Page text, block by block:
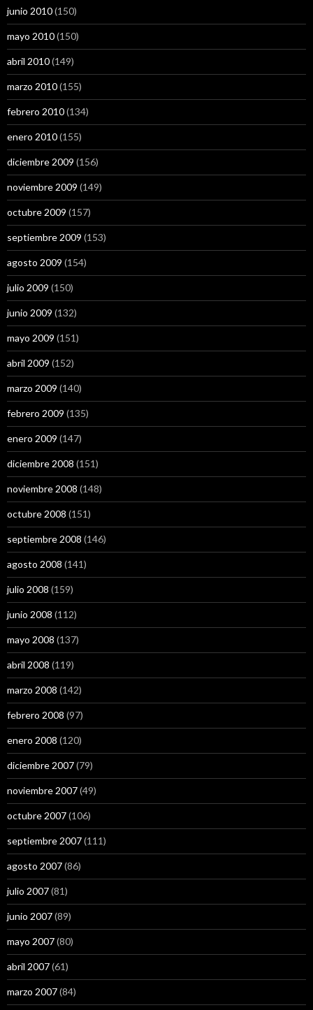
junio 2010(150)
mayo 2010(150)
abril 2010(149)
marzo 2010(155)
febrero 2010(134)
enero 2010(155)
diciembre 2009 (156)
noviembre 2009 (149)
octubre 2009 (157)
septiembre 2009 (153)
agosto 2009 (154)
julio 2009 (150)
junio 2009 (132)
mayo 2009 (151)
abril 2009 (152)
marzo 2009 (140)
febrero 2009 (135)
enero 2009 (147)
diciembre 2008 (151)
noviembre 2008 (148)
octubre 2008 (151)
septiembre 2008 (146)
agosto 2008 (141)
julio 2008 (159)
junio 2008 (112)
mayo 2008 (137)
abril 2008 (119)
marzo 2008 (142)
febrero 2008 (97)
enero 2008 (120)
diciembre 2007(79)
noviembre 2007(49)
octubre 2007(106)
septiembre 2007(111)
agosto 2007(86)
julio 2007(81)
junio 2007(89)
mayo 2007(80)
abril 2007(61)
marzo 2007(84)